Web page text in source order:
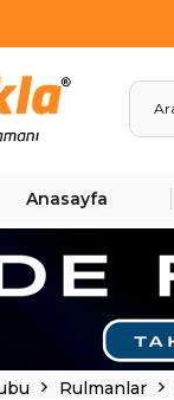
Anasayfa
Rulmanlar